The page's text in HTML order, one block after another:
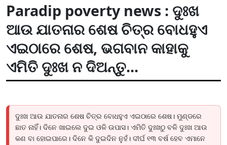
Paradip poverty news : ଦୁଃଖ
ଆଉ ଯାତନାର ଶେଷ ଚିତ୍ର ବୋଧହୁଏ
ଏଇଠାରେ ଶେଷ, ଭଗବାନ କାହାକୁ
ଏମିତି ଦୁଃଖ ନ ଦିଅନ୍ତୁ...
ଦୁଃଖ ଆଉ ଯାତନାର ଶେଷ ଚିତ୍ର ବୋଧହୁଏ ଏଇଠାରେ ଶେଷ। ମୁଣ୍ଡରେ
ଛାତ ନାହିଁ। ଦିନେ ଖାଇଲେ ଦୁଇ ଓଳି ଉପାସ। ଏମିତି ଦୁଃଖଠୁ ବଳି ଦୁଃଖ ଆଉ
କଣ ବା ହୋଇପାରେ। ଦିନେ କି ଦୁଇଦିନ ନୁହଁ। ଦୀର୍ଘ ୧୩ ବର୍ଷ ହେବ ଏମାନେ